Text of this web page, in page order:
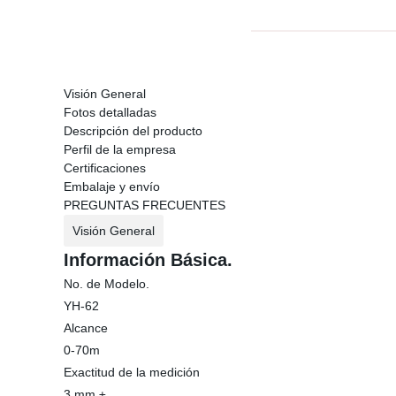
Visión General
Fotos detalladas
Descripción del producto
Perfil de la empresa
Certificaciones
Embalaje y envío
PREGUNTAS FRECUENTES
Visión General
Información Básica.
No. de Modelo.
YH-62
Alcance
0-70m
Exactitud de la medición